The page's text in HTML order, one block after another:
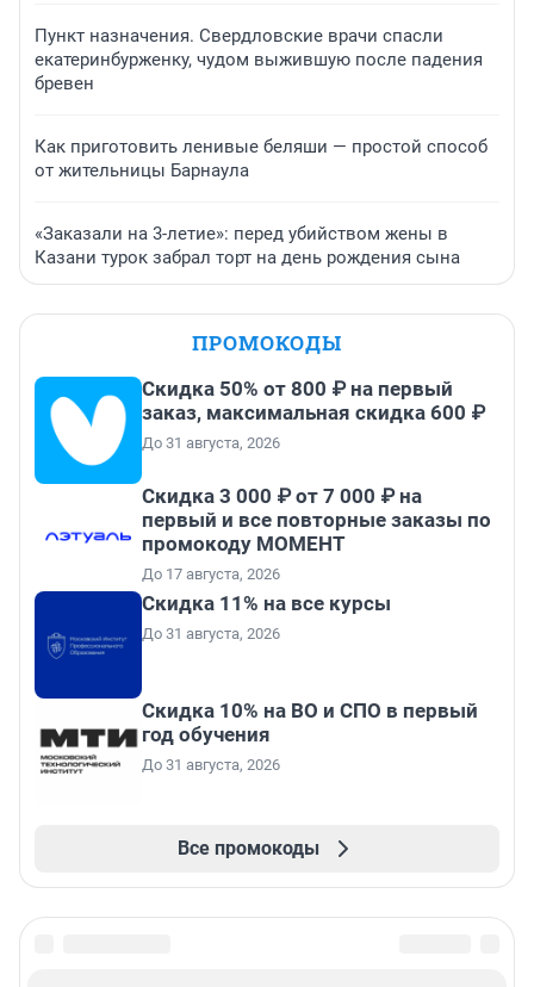
Пункт назначения. Свердловские врачи спасли
екатеринбурженку, чудом выжившую после падения
бревен
Как приготовить ленивые беляши — простой способ
от жительницы Барнаула
«Заказали на 3-летие»: перед убийством жены в
Казани турок забрал торт на день рождения сына
ПРОМОКОДЫ
Скидка 50% от 800 ₽ на первый
заказ, максимальная скидка 600 ₽
До 31 августа, 2026
Скидка 3 000 ₽ от 7 000 ₽ на
первый и все повторные заказы по
промокоду МОМЕНТ
До 17 августа, 2026
Скидка 11% на все курсы
До 31 августа, 2026
Скидка 10% на ВО и СПО в первый
год обучения
До 31 августа, 2026
Все промокоды